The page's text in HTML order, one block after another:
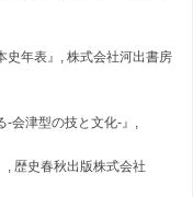
表』, 株式会社河出書房
型の技と文化-』,
史春秋出版株式会社